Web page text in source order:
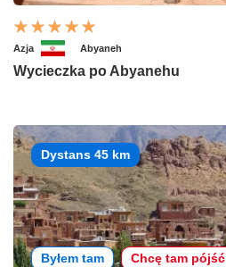
Azja Abyaneh
Wycieczka po Abyanehu
Dystans 45 km
Byłem tam Chcę tam pójść